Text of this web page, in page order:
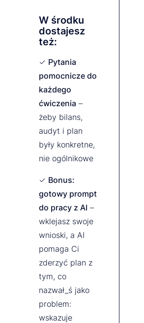
W środku
dostajesz
też:
✓ Pytania
pomocnicze do
każdego
ćwiczenia –
żeby bilans,
audyt i plan
były konkretne,
nie ogólnikowe
✓ Bonus:
gotowy prompt
do pracy z AI –
wklejasz swoje
wnioski, a AI
pomaga Ci
zderzyć plan z
tym, co
nazwał_ś jako
problem:
wskazuje